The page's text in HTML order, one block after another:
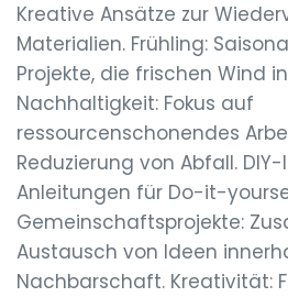
Kreative Ansätze zur
Materialien. Frühling:
Projekte, die frischen Wind
Nachhaltigkeit: Fokus auf
ressourcenschonendes
Reduzierung von Abfall.
Anleitungen für Do-it-
Gemeinschaftsprojekte:
Austausch von Ideen
Nachbarschaft. Kreativität: